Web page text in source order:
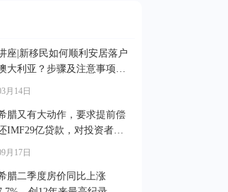
座|新移民如何顺利安居落户
大利亚？步骤及注意事项解
月14日
腊又有大动作，要求提前偿
IMF29亿贷款，对投资者有
月17日
腊二季度房价同比上涨